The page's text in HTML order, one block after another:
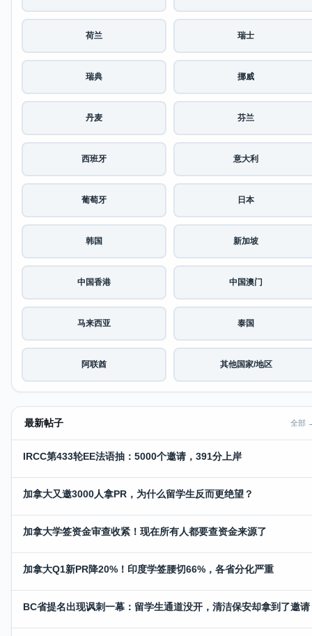
荷兰 瑞士
瑞典 挪威
丹麦 芬兰
西班牙 意大利
葡萄牙 日本
韩国 新加坡
中国香港 中国澳门
马来西亚 泰国
阿联酋 其他国家/地区
最新帖子 全部
IRCC第433轮EE法语抽：5000个邀请，391分上岸
加拿大又邀3000人拿PR，为什么留学生反而更绝望？
加拿大学签资金审查收紧！现在所有人都要查资金来源了
加拿大Q1新PR降20%！印度学签腰切66%，各省分化严重
BC省提名出现讽刺一幕：留学生通道没开，清洁保安却拿到了邀请